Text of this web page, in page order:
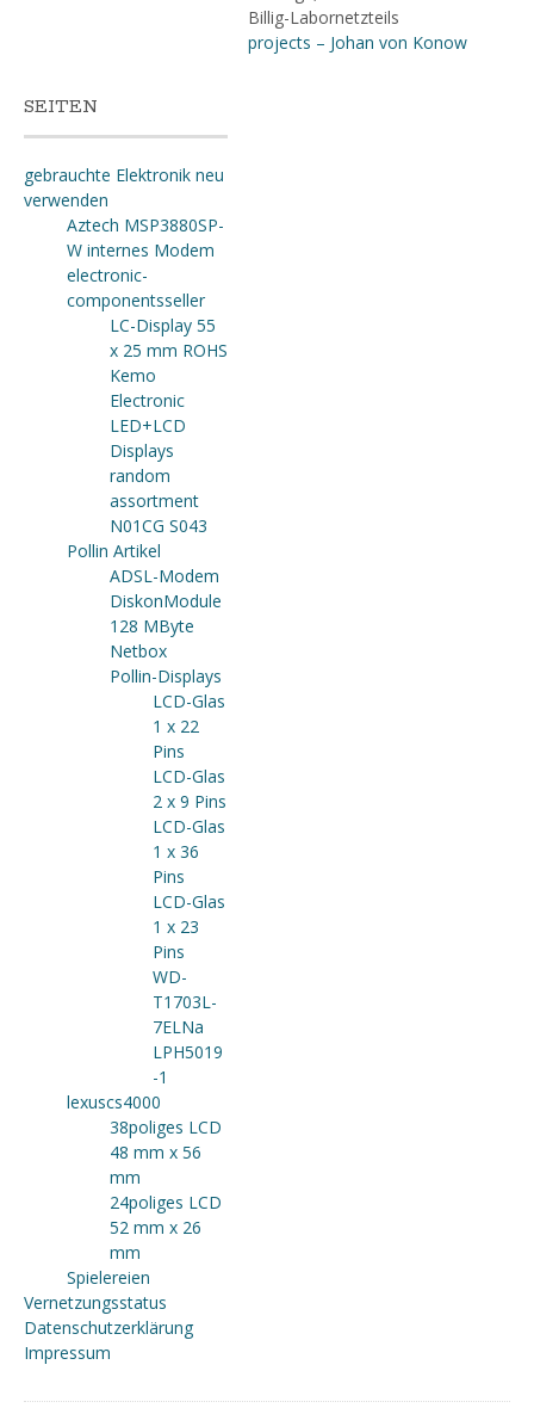
Billig-Labornetzteils
projects – Johan von Konow
SEITEN
gebrauchte Elektronik neu
verwenden
Aztech MSP3880SP-
W internes Modem
electronic-
componentsseller
LC-Display 55
x 25 mm ROHS
Kemo
Electronic
LED+LCD
Displays
random
assortment
N01CG S043
Pollin Artikel
ADSL-Modem
DiskonModule
128 MByte
Netbox
Pollin-Displays
LCD-Glas
1 x 22
Pins
LCD-Glas
2 x 9 Pins
LCD-Glas
1 x 36
Pins
LCD-Glas
1 x 23
Pins
WD-
T1703L-
7ELNa
LPH5019
-1
lexuscs4000
38poliges LCD
48 mm x 56
mm
24poliges LCD
52 mm x 26
mm
Spielereien
Vernetzungsstatus
Datenschutzerklärung
Impressum